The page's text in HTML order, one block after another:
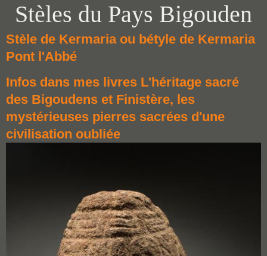
Stèles du Pays Bigouden
Stèle de Kermaria ou bétyle de Kermaria
Pont l'Abbé
Infos dans mes livres L'héritage sacré
des Bigoudens et Finistère, les
mystérieuses pierres sacrées d'une
civilisation oubliée